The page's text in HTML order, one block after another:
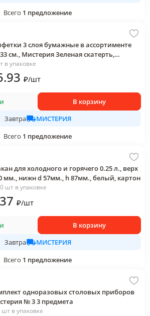
Всего 1 предложение
3 слоя бумажные в ассортименте
см., Мистерия Зеленая скатерть,
пакет
в упаковке
.93 ₽/шт
В корзину
Завтра
МИСТЕРИЯ
Всего 1 предложение
для холодного и горячего 0.25 л., верх
мм., нижн d 57мм., h 87мм., белый, картон
шт в упаковке
₽/шт
В корзину
Завтра
МИСТЕРИЯ
Всего 1 предложение
одноразовых столовых приборов
№ 3 3 предмета
в упаковке